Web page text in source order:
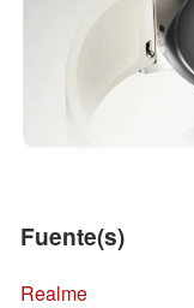
Fuente(s)
Realme